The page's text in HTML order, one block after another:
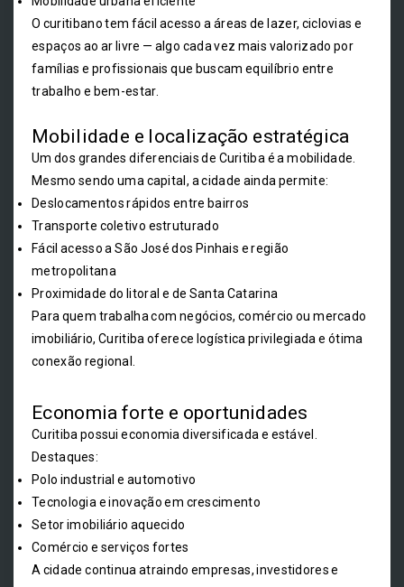
O curitibano tem fácil acesso a áreas de lazer, ciclovias e
espaços ao ar livre — algo cada vez mais valorizado por
famílias e profissionais que buscam equilíbrio entre
trabalho e bem-estar.
Mobilidade e localização estratégica
Um dos grandes diferenciais de Curitiba é a mobilidade.
Mesmo sendo uma capital, a cidade ainda permite:
Deslocamentos rápidos entre bairros
Transporte coletivo estruturado
Fácil acesso a São José dos Pinhais e região
metropolitana
Proximidade do litoral e de Santa Catarina
Para quem trabalha com negócios, comércio ou mercado
imobiliário, Curitiba oferece logística privilegiada e ótima
conexão regional.
Economia forte e oportunidades
Curitiba possui economia diversificada e estável.
Destaques:
Polo industrial e automotivo
Tecnologia e inovação em crescimento
Setor imobiliário aquecido
Comércio e serviços fortes
A cidade continua atraindo empresas, investidores e